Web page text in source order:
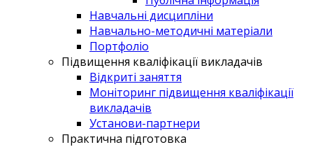
Навчальні дисципліни
Навчально-методичні матеріали
Портфоліо
Підвищення кваліфікації викладачів
Відкриті заняття
Моніторинг підвищення кваліфікації
викладачів
Установи-партнери
Практична підготовка